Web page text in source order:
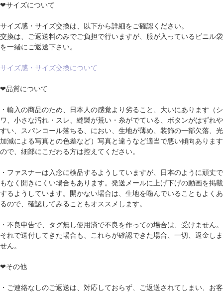
❤サイズについて
サイズ感・サイズ交換は、以下から詳細をご確認ください。
交換は、ご返送料のみでご負担で行いますが、服が入っているビニル袋
を一緒にご返送下さい。
サイズ感・サイズ交換について
❤品質について
・輸入の商品のため、日本人の感覚より劣ること、大いにあります（シ
ワ、小さな汚れ・スレ、縫製が荒い・糸がでている、ボタンがはずれや
すい、スパンコール落ちる、におい、生地が薄め、装飾の一部欠落、光
加減による写真との色差など）写真と違うなど適当で悪い傾向あります
ので、細部にこだわる方は控えてください。
・ファスナーは入念に検品するようしていますが、日本のように頑丈で
もなく開きにくい場合もあります。発送メールに上げ下げの動画を掲載
するようしています。開かない場合は、生地を噛んでいることもよくあ
るので、確認してみることもオススメします。
・不良申告で、タグ無し使用済で不良を作っての場合は、受けません。
それで送付してきた場合も、これらが確認できた場合、一切、返金しま
せん。
❤その他
・ご連絡なしのご返送は、対応しておらず、ご返送されてしまい、お客